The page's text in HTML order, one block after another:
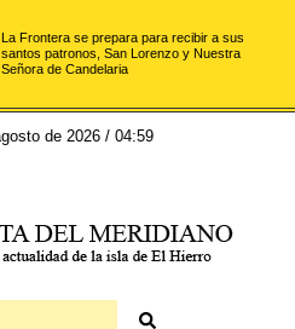
La Frontera se prepara para recibir a sus
santos patronos, San Lorenzo y Nuestra
Señora de Candelaria
de 2026 / 04:59